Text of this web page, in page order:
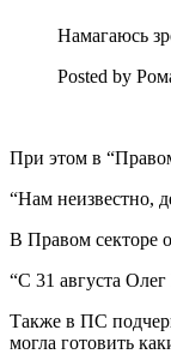
Намагаюсь
Posted by
При этом в
“Нам неизвестно,
В Правом секторе
“С 31 августа
Также в ПС
могла готовить